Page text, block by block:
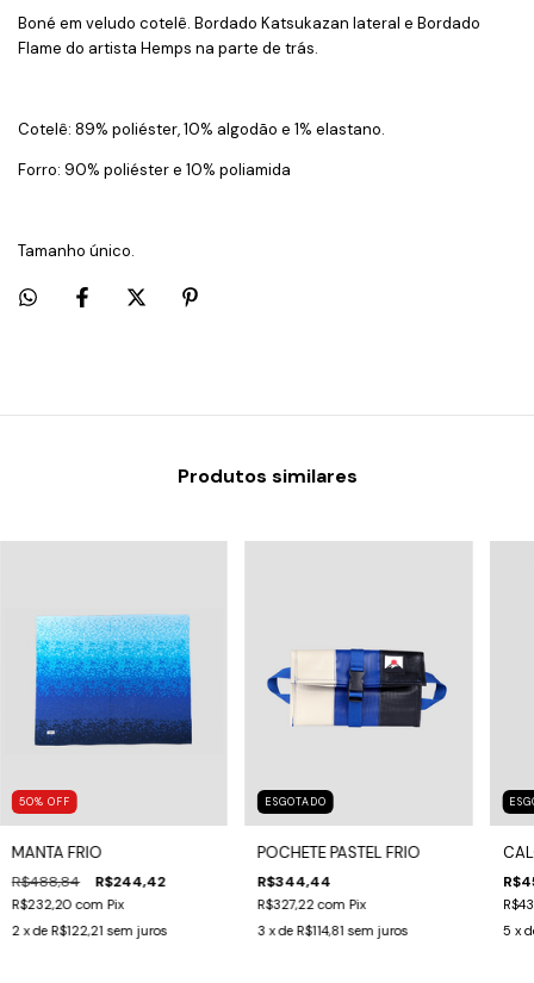
Boné em veludo cotelê. Bordado Katsukazan lateral e Bordado
Flame do artista Hemps na parte de trás.
Cotelê: 89% poliéster, 10% algodão e 1% elastano.
Forro: 90% poliéster e 10% poliamida
Tamanho único.
Produtos similares
50% OFF
MANTA FRIO
R$488,84 R$244,42
R$232,20com Pix
2 x de R$122,21 sem juros
ESGOTADO
POCHETE PASTEL FRIO
R$344,44
R$327,22com Pix
3 x de R$114,81 sem juros
5 x